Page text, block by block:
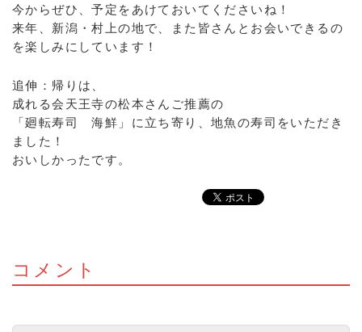
今からぜひ、予定をあけておいてくださいね！
来年、新潟・村上の地で、また皆さんとお会いできるの
を楽しみにしています！
追伸：帰りは、
成れる会天王寺の松本さんご推薦の
「廻転寿司 海鮮」に立ち寄り、地魚の寿司をいただき
ました！
おいしかったです。
コメント